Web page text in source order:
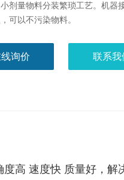
剂量物料分装繁琐工艺。机器
可以不污染物料。
询价 联系我
高 速度快 质量好，解